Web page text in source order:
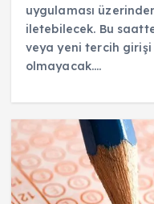
uygulaması
iletebilecek. Bu
veya yeni tercih girişi
olmayacak.…